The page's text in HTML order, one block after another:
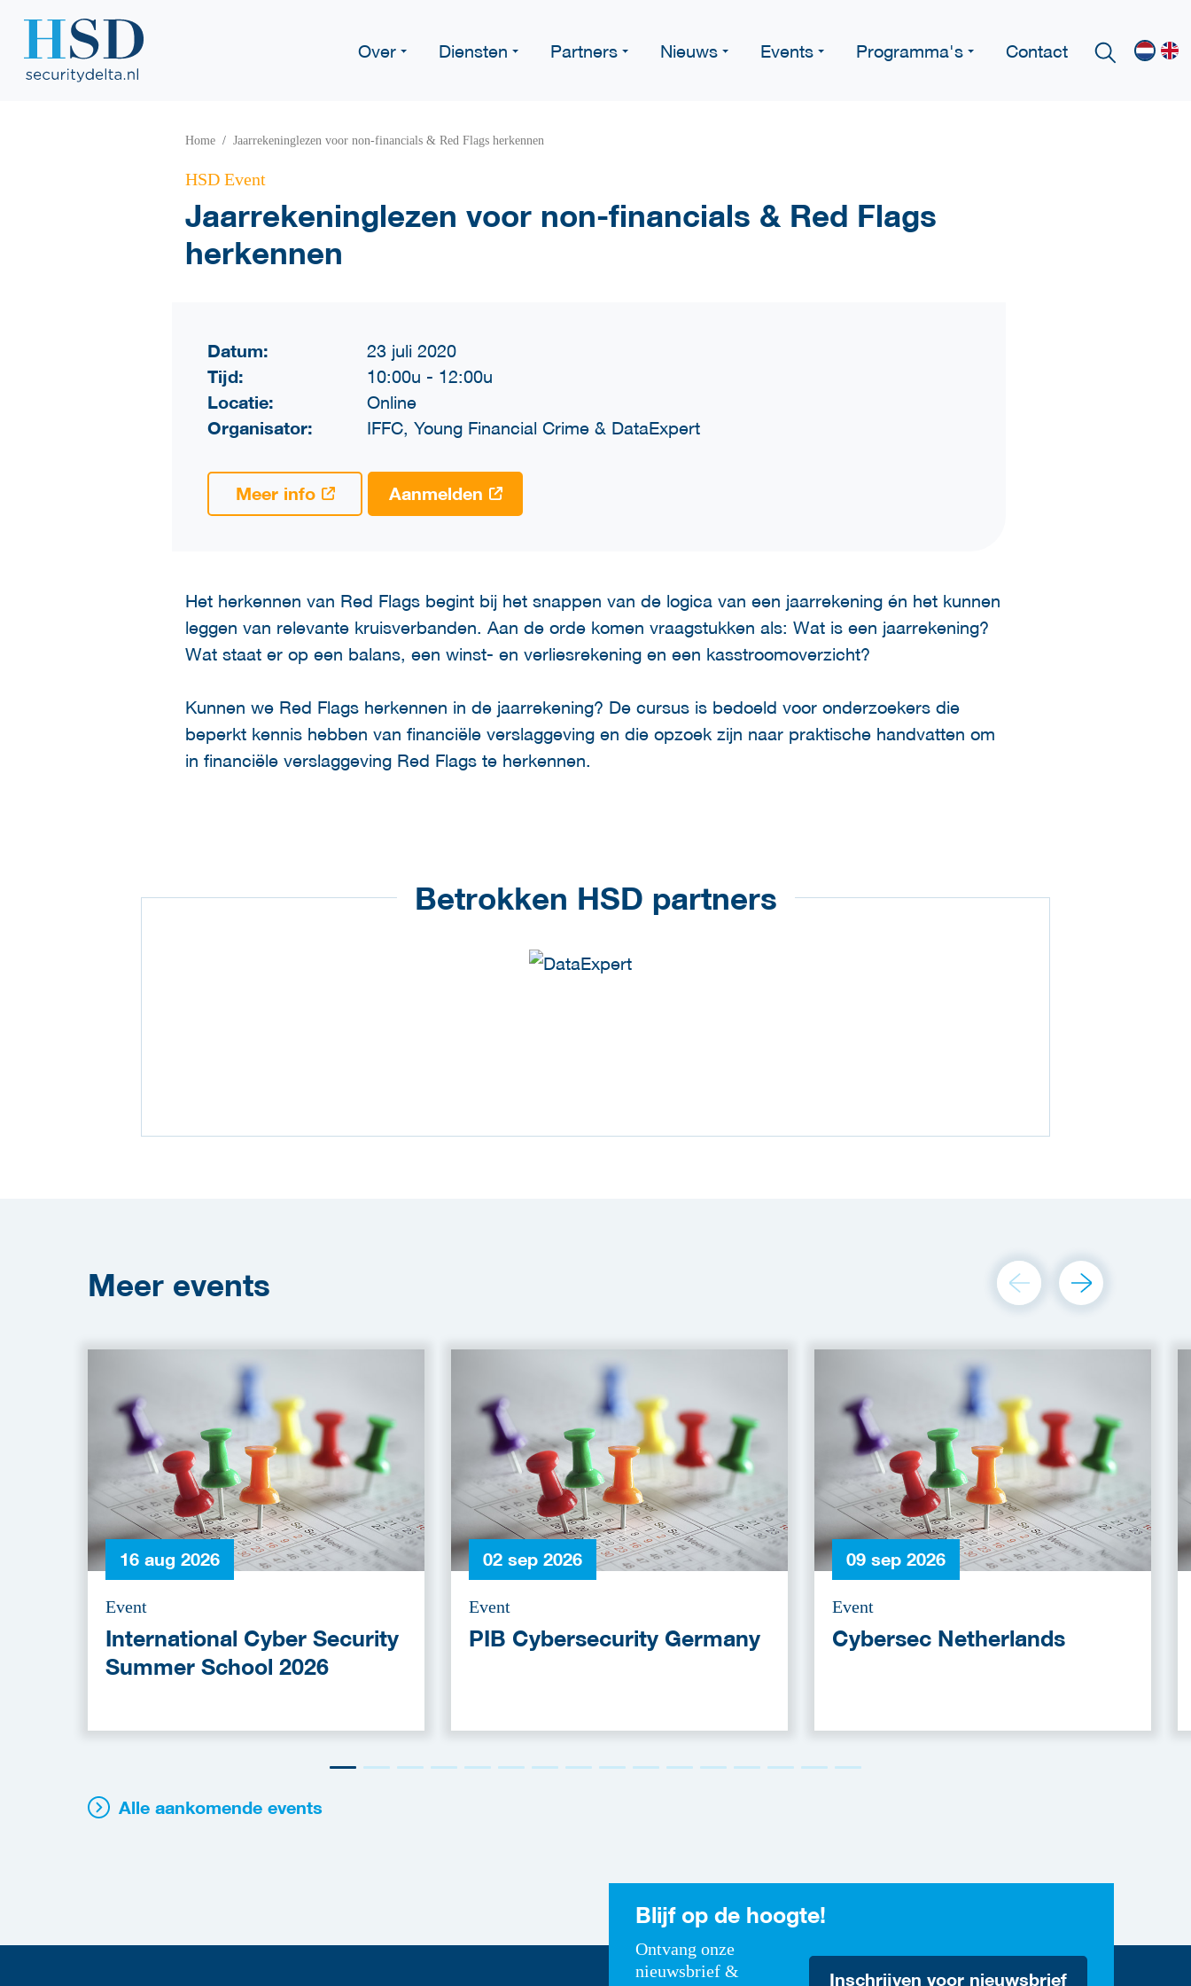
Over Diensten Partners Nieuws Events Programma's Contact
Home Jaarrekeninglezen voor non-financials & Red Flags herkennen
HSD Event
Jaarrekeninglezen voor non-financials & Red Flags
herkennen
Datum: 23 juli 2020
Tijd: 10:00u - 12:00u
Locatie: Online
Organisator: IFFC, Young Financial Crime & DataExpert
Meer info Aanmelden
Het herkennen van Red Flags begint bij het snappen van de logica van een jaarrekening én het kunnen
leggen van relevante kruisverbanden. Aan de orde komen vraagstukken als: Wat is een jaarrekening?
Wat staat er op een balans, een winst- en verliesrekening en een kasstroomoverzicht?
Kunnen we Red Flags herkennen in de jaarrekening? De cursus is bedoeld voor onderzoekers die
beperkt kennis hebben van financiële verslaggeving en die opzoek zijn naar praktische handvatten om
in financiële verslaggeving Red Flags te herkennen.
Betrokken HSD partners
Meer events
16 aug 2026
Event
International Cyber Security
Summer School 2026
02 sep 2026
Event
PIB Cybersecurity Germany
09 sep 2026
Event
Cybersec Netherlands
Alle aankomende events
Blijf op de hoogte!
Ontvang onze
nieuwsbrief &
Inschrijven voor nieuwsbrief